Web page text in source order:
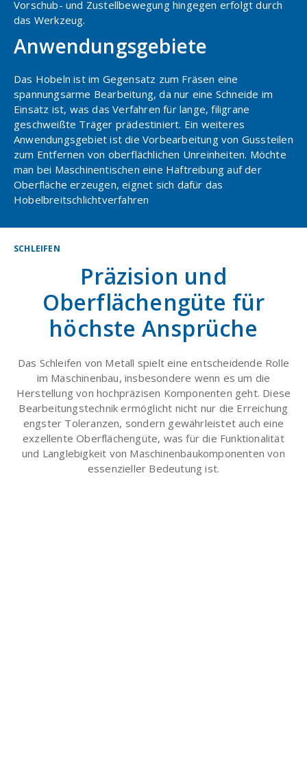
Vorschub- und Zustellbewegung hingegen erfolgt durch
das Werkzeug.
Anwendungsgebiete
Das Hobeln ist im Gegensatz zum Fräsen eine
spannungsarme Bearbeitung, da nur eine Schneide im
Einsatz ist, was das Verfahren für lange, filigrane
geschweißte Träger prädestiniert. Ein weiteres
Anwendungsgebiet ist die Vorbearbeitung von Gussteilen
zum Entfernen von oberflächlichen Unreinheiten. Möchte
man bei Maschinentischen eine Haftreibung auf der
Oberfläche erzeugen, eignet sich dafür das
Hobelbreitschlichtverfahren
SCHLEIFEN
Präzision und
Oberflächengüte für
höchste Ansprüche
Das Schleifen von Metall spielt eine entscheidende Rolle
im Maschinenbau, insbesondere wenn es um die
Herstellung von hochpräzisen Komponenten geht. Diese
Bearbeitungstechnik ermöglicht nicht nur die Erreichung
engster Toleranzen, sondern gewährleistet auch eine
exzellente Oberflächengüte, was für die Funktionalität
und Langlebigkeit von Maschinenbaukomponenten von
essenzieller Bedeutung ist.